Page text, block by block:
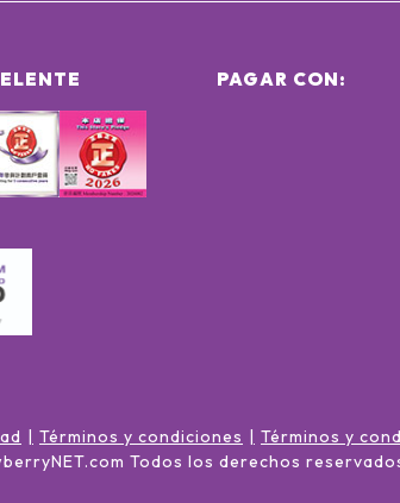
PAGAR CON:
Términos y condiciones
Términos y
Todos los derechos